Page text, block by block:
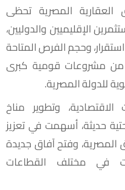
المصرية تحظى
الإقليميين والدوليين،
وحجم الفرص المتاحة
من مشروعات قومية كبرى
للدولة المصرية.
وتطوير مناخ
حديثة، أسهمت في تعزيز
المصرية، وفتح آفاق جديدة
في مختلف القطاعات